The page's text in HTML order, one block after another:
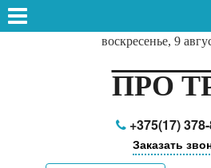
воскресенье, 9
ПРО
+375(17)
Заказать